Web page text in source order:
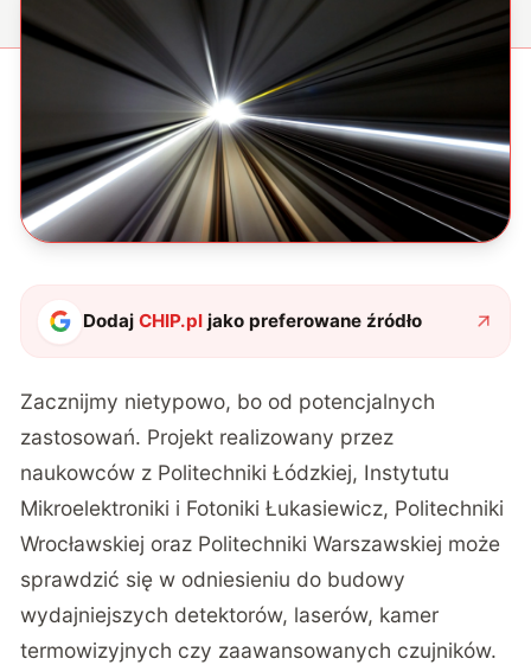
DodajCHIP.pl jako preferowane źródło
Zacznijmy nietypowo, bo od potencjalnych
zastosowań. Projekt realizowany przez
naukowców z Politechniki Łódzkiej, Instytutu
Mikroelektroniki i Fotoniki Łukasiewicz, Politechniki
Wrocławskiej oraz Politechniki Warszawskiej może
sprawdzić się w odniesieniu do budowy
wydajniejszych detektorów, laserów, kamer
termowizyjnych czy zaawansowanych czujników.